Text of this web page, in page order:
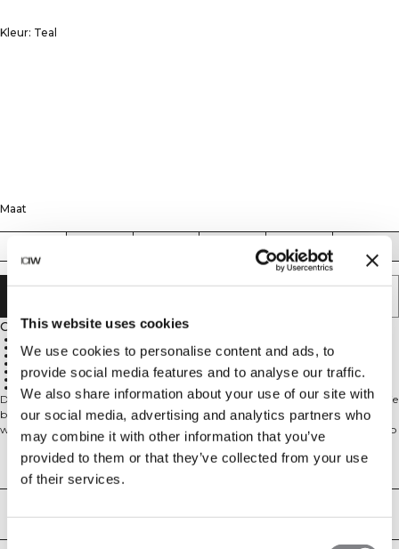
This website uses cookies
We use cookies to personalise content and ads, to
provide social media features and to analyse our traffic.
We also share information about your use of our site with
our social media, advertising and analytics partners who
may combine it with other information that you’ve
provided to them or that they’ve collected from your use
of their services.
Consent
Kleur: Teal
Maat
XL
Omschrijving
Voorzakken met YKK-rits
Trekkoord in de capuchon
Siliconen ICIW-logo aan de voorkant
Atletische pasvorm
68% katoen, 25% polyester, 7% elastaan
De Activity collectie is gemaakt voor een actieve levensstijl. De broek en hoodie
bieden je comfort en houden je actief voor, tijdens en na je training. Activity
wordt je nieuwe favoriet in je kledingkast. Perfect voor tijdens de warming-up
en buitentraining met voorzakken met YKK-rits, trekkoord in de capuchon en
een siliconen ICIW-logo op de voorkant. Het elastische en duurzame materiaal
biedt een atletische pasvorm. 68% katoen, 25% polyester, 7% elastaan
Technische aspecten
Bezorging en retouren